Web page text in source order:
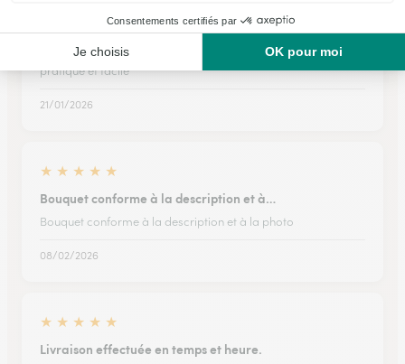
★
pratique et facile
pratique et facile
21/01/2026
★ ★ ★ ★ ★
Bouquet conforme à la description et à…
Bouquet conforme à la description et à la photo
08/02/2026
★ ★ ★ ★ ★
Livraison effectuée en temps et heure.